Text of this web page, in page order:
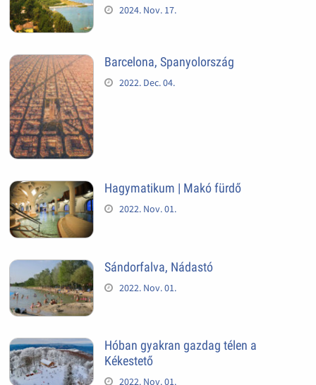
2024. Nov. 17.
Barcelona, Spanyolország
2022. Dec. 04.
Hagymatikum | Makó fürdő
2022. Nov. 01.
Sándorfalva, Nádastó
2022. Nov. 01.
Hóban gyakran gazdag télen a
Kékestető
2022. Nov. 01.